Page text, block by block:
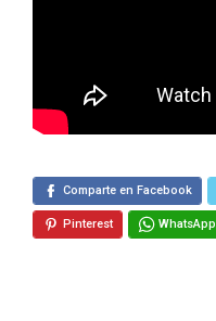
Comparte en Facebook
Pinterest WhatsApp